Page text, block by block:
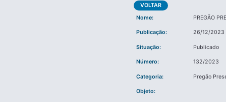
VOLTAR
Nome:
PREGÃO
Publicação: 26/12/2023
Situação: Publicado
Número: 132/2023
Categoria: Pregão
Objeto: